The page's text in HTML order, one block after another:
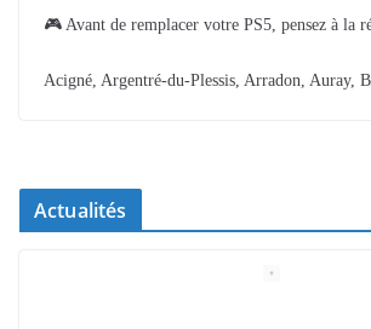
🎮 Avant de remplacer votre PS5, pensez à la
Acigné, Argentré-du-Plessis, Arradon, Auray,
Actualités